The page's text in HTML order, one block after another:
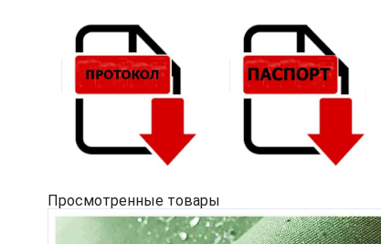
Просмотренные товары